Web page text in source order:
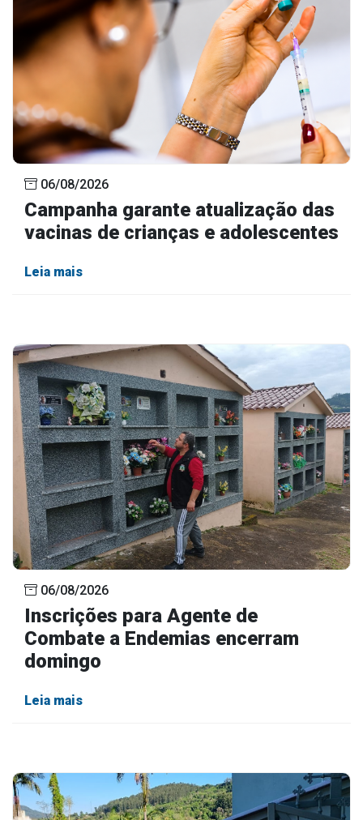
06/08/2026
Campanha garante atualização das
vacinas de crianças e adolescentes
Leia mais
06/08/2026
Inscrições para Agente de
Combate a Endemias encerram
domingo
Leia mais